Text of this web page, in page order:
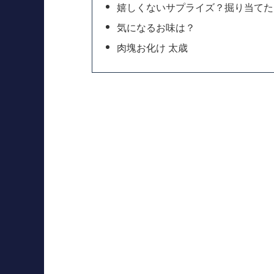
嬉しくないサプライズ？掘り当て
気になるお味は？
肉塊お化け 太歳